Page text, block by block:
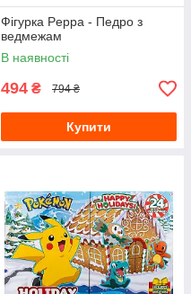
Фігурка Peppa - Педро з
ведмежам
В наявності
494 ₴ 794 ₴
Купити